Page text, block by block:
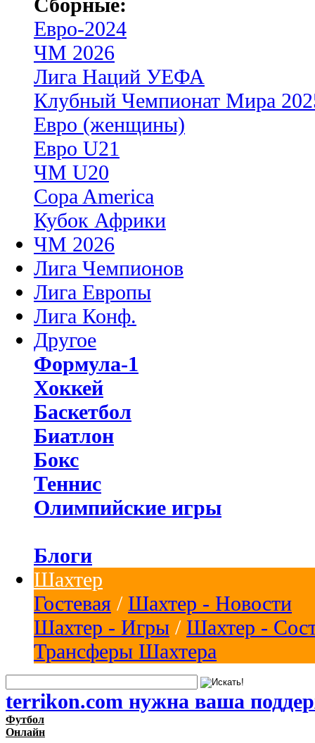
Евро-2024
ЧМ 2026
Лига Наций УЕФА
Клубный Чемпионат Мира
Евро (женщины)
Евро U21
ЧМ U20
Copa America
Кубок Африки
ЧМ 2026
Лига Чемпионов
Лига Европы
Лига Конф.
Другое
Формула-1
Хоккей
Баскетбол
Биатлон
Бокс
Теннис
Олимпийские игры
Блоги
Шахтер
Гостевая / Шахтер - Новости
Шахтер - Игры / Шахтер -
Трансферы Шахтера
terrikon.com нужна ваша
Футбол
Онлайн